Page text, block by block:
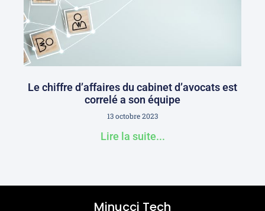
Le chiffre d’affaires du cabinet d’avocats est
correlé a son équipe
13 octobre 2023
Lire la suite...
Minucci Tech